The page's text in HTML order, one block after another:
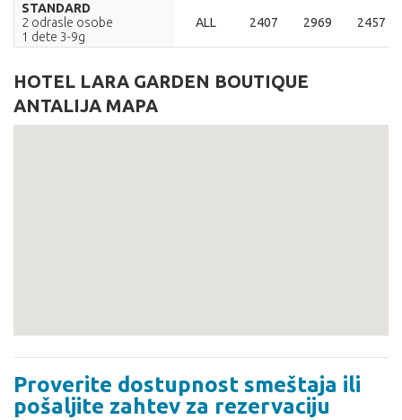
STANDARD
2 odrasle osobe
1 dete 3-9g
ALL 2407 2969 2457
HOTEL LARA GARDEN BOUTIQUE
ANTALIJA MAPA
Proverite dostupnost smeštaja ili
pošaljite zahtev za rezervaciju